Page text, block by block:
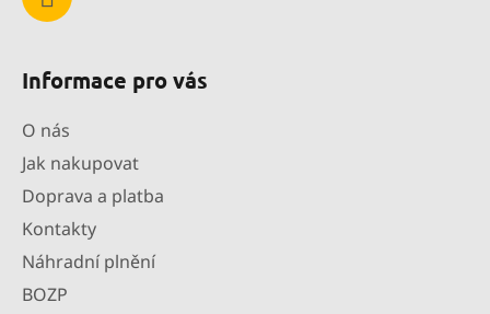
Informace pro vás
O nás
Jak nakupovat
Doprava a platba
Kontakty
Náhradní plnění
BOZP